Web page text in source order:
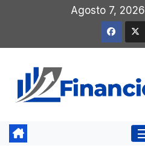
contenido
Agosto 7, 2026